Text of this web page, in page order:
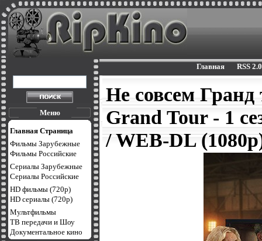
Главная RSS 2.0
Меню
Главная Страница
Фильмы Зарубежные
Фильмы Российские
Сериалы Зарубежные
Сериалы Российские
HD фильмы (720p)
HD сериалы (720p)
Мультфильмы
ТВ передачи и Шоу
Документальное кино
Не совсем
Grand Tour - 1
/ WEB-DL